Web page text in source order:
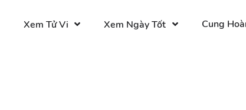
Xem Tử Vi Xem Ngày Tốt Cung